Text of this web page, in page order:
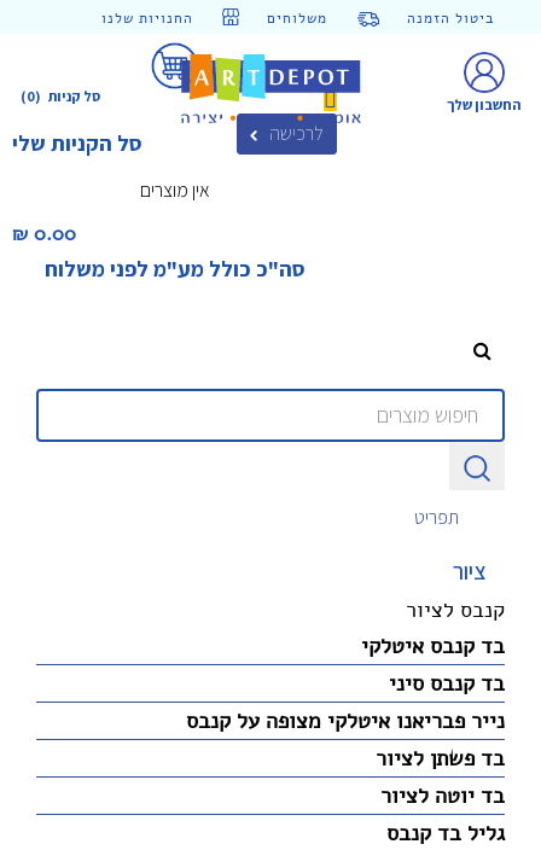
ביטול הזמנה משלוחים החנויות שלנו
(0) סל קניות
סל הקניות שלי לרכישה
אין מוצרים
0.00 ₪‎
סה"כ כולל מע"מ לפני משלוח
החשבון שלך
תפריט
ציור
קנבס לציור
בד קנבס איטלקי
בד קנבס סיני
נייר פבריאנו איטלקי מצופה על קנבס
בד פשתן לציור
בד יוטה לציור
גליל בד קנבס